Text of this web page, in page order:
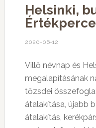
Helsinki,
2020-06-12
Villő névnap és
megalapításának
tőzsdei
átalakítása, újabb
átalakítás,